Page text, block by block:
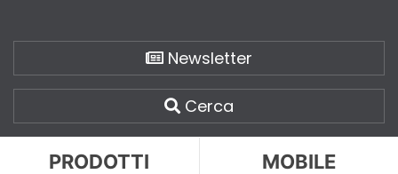
Newsletter
Cerca
PRODOTTI MOBILE